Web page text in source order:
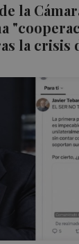
la
la crisis